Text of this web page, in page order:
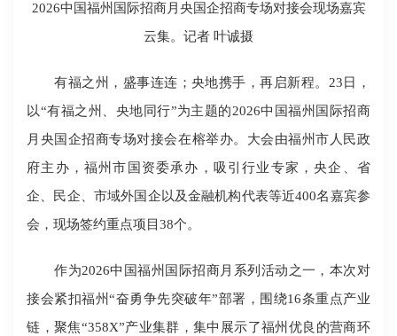
2026中国福州国际招商月央国企招商专场对接会现场嘉宾
云集。记者 叶诚摄
有福之州，盛事连连；央地携手，再启新程。23日，
以“有福之州、央地同行”为主题的2026中国福州国际招商
月央国企招商专场对接会在榕举办。大会由福州市人民政
府主办，福州市国资委承办，吸引行业专家，央企、省
企、民企、市域外国企以及金融机构代表等近400名嘉宾参
会，现场签约重点项目38个。
作为2026中国福州国际招商月系列活动之一，本次对
接会紧扣福州“奋勇争先突破年”部署，围绕16条重点产业
链，聚焦“358X”产业集群，集中展示了福州优良的营商环